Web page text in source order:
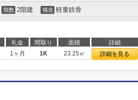
階数 2階建 構造 軽量鉄骨
礼金 間取り 面積 詳細
1ヶ月 1K 23.25㎡ 詳細を見る